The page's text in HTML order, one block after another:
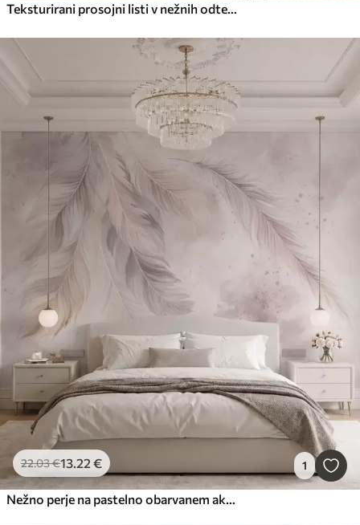
Teksturirani prosojni listi v nežnih odtenkih bež in turkizne barve, z nežnimi stebli na mehkem, svetlem ozadju
22.03€13.22 € 1
Nežno perje na pastelno obarvanem akvarelnem ozadju